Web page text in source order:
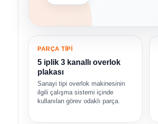
PARÇA TİPİ
5 iplik 3 kanallı overlok
plakası
Sanayi tipi overlok makinesinin
ilgili çalışma sistemi içinde
kullanılan görev odaklı parça.